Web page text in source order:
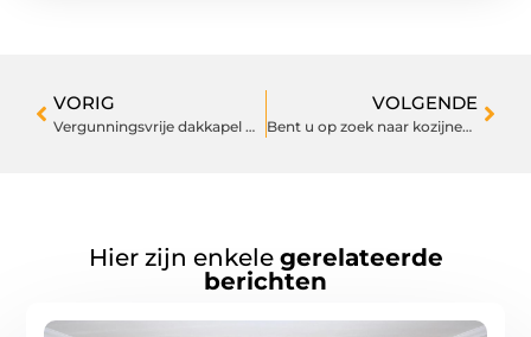
VORIG
Vergunningsvrije dakkapel met de BASkapel
VOLGENDE
Bent u op zoek naar kozijnen in Eindhoven?
Hier zijn enkele gerelateerde
berichten